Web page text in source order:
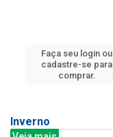
Faça seu login ou
cadastre-se para
comprar.
Inverno